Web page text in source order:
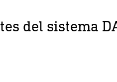
del sistema